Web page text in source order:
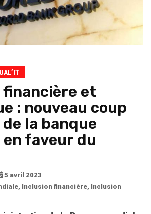
et
: nouveau coup
la banque
faveur du
5 avril 2023
, Inclusion financière, Inclusion